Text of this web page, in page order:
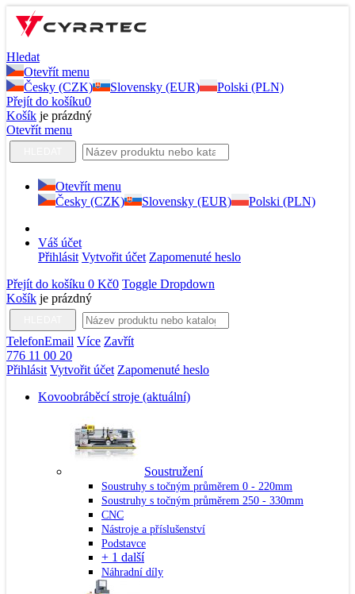
Hledat
Otevřít menu
Česky (CZK)
Slovensky (EUR)
Polski (PLN)
Přejít do košíku0
Košík je prázdný
Otevřít menu
Otevřít menu
Česky (CZK)
Slovensky (EUR) Polski (PLN)
Váš účet
Přihlásit Vytvořit účet Zapomenuté heslo
Přejít do košíku 0 Kč0 Toggle Dropdown
Košík je prázdný
TelefonEmail Více Zavřít
776 11 00 20
Přihlásit Vytvořit účet Zapomenuté heslo
Kovoobráběcí stroje (aktuální)
Soustružení
Soustruhy s točným průměrem 0 - 220mm
Soustruhy s točným průměrem 250 - 330mm
CNC
Nástroje a příslušenství
Podstavce
+ 1 další
Náhradní díly